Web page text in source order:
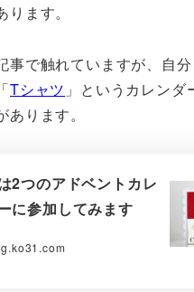
ります。
事で触れていますが、自
Tシャツ 」というカレンダ
あります。
2つのアドベントカレ
に参加してみます